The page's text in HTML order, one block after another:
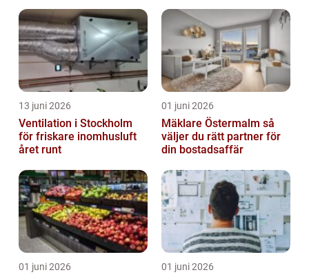
13 juni 2026
Ventilation i Stockholm
för friskare inomhusluft
året runt
01 juni 2026
Mäklare Östermalm så
väljer du rätt partner för
din bostadsaffär
01 juni 2026 01 juni 2026